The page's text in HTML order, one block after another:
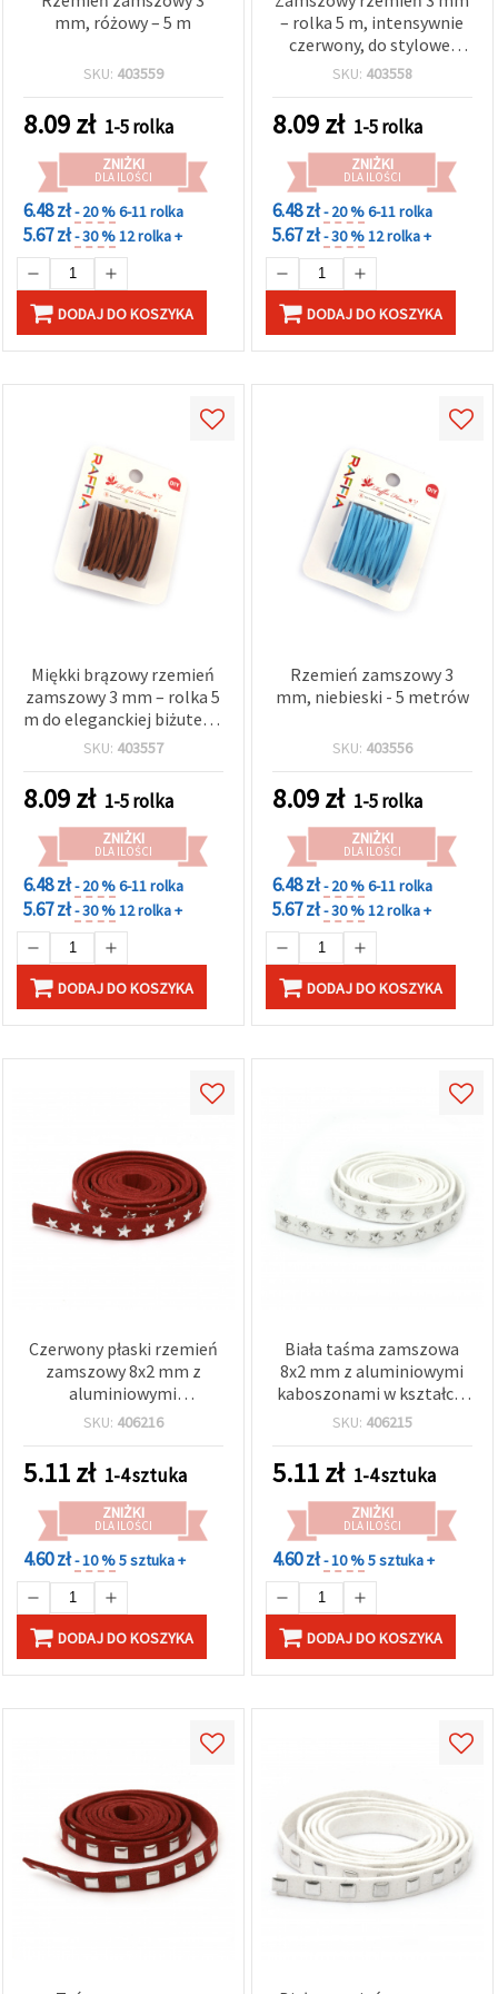
Ustawieniach,
cookie i
klikając
przycisk
"Zapisz"
Akceptuj
wszystkie
Ustawienia
mm, różowy – 5 m
SKU: 403559
8.09zł 1-5 rolka
ZNIŻKI
DLA ILOŚCI
6.48 zł- 20 %6-11 rolka
5.67 zł- 30 %12 rolka +
DODAJ DO KOSZYKA
– rolka 5 m, intensywnie
czerwony, do stylowej
biżuterii, rękodzieła i
SKU: 403558
8.09zł 1-5 rolka
ZNIŻKI
DLA ILOŚCI
6.48 zł- 20 %6-11 rolka
5.67 zł- 30 %12 rolka +
DODAJ DO KOSZYKA
Miękki brązowy rzemień
zamszowy 3 mm – rolka 5
m do eleganckiej biżuterii,
rękodzieła i kreatywnych
SKU: 403557
8.09zł 1-5 rolka
ZNIŻKI
DLA ILOŚCI
6.48 zł- 20 %6-11 rolka
5.67 zł- 30 %12 rolka +
DODAJ DO KOSZYKA
Rzemień zamszowy 3
mm, niebieski - 5 metrów
SKU: 403556
8.09zł 1-5 rolka
ZNIŻKI
DLA ILOŚCI
6.48 zł- 20 %6-11 rolka
5.67 zł- 30 %12 rolka +
DODAJ DO KOSZYKA
Czerwony płaski rzemień
zamszowy 8x2 mm z
aluminiowymi
kaboszonami w kształcie
srebrnym – 1 metr
SKU: 406216
5.11zł 1-4 sztuka
ZNIŻKI
DLA ILOŚCI
4.60 zł- 10 %5 sztuka +
DODAJ DO KOSZYKA
Biała taśma zamszowa
8x2 mm z aluminiowymi
kaboszonami w kształcie
gwiazdy - 1 metr
SKU: 406215
5.11zł 1-4 sztuka
ZNIŻKI
DLA ILOŚCI
4.60 zł- 10 %5 sztuka +
DODAJ DO KOSZYKA